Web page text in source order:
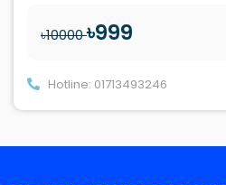
৳10000৳999
Hotline: 01713493246